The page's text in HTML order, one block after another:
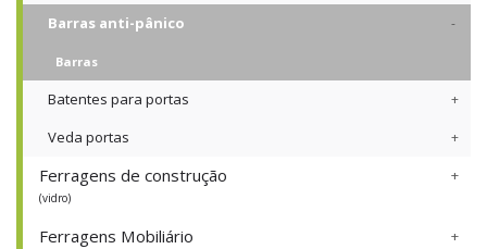
Barras anti-pânico
Barras
Batentes para portas
Veda portas
Ferragens de construção
(vidro)
Ferragens Mobiliário